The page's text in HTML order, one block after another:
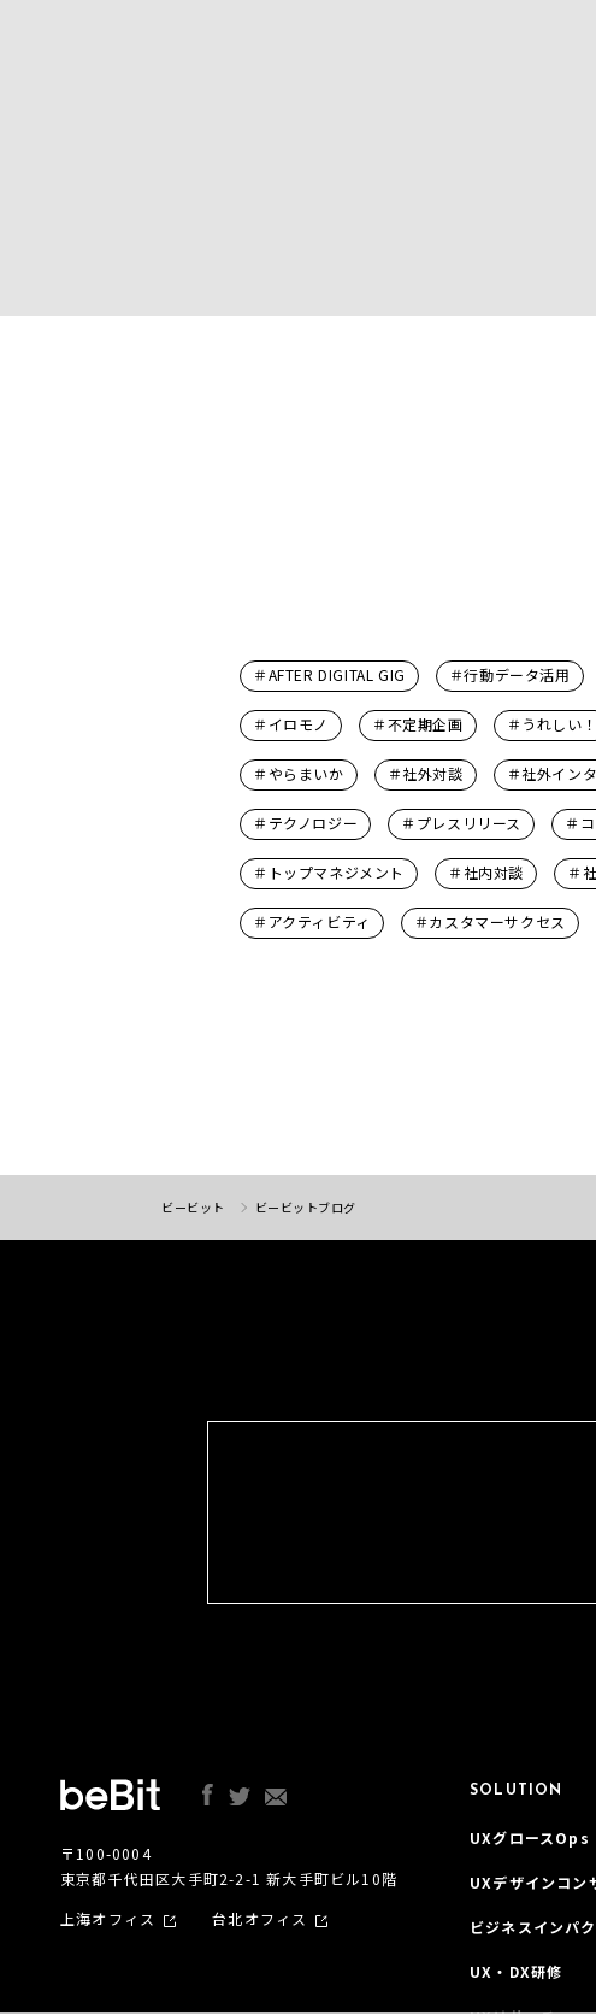
＃AFTER DIGITAL GIG ＃行動データ活用
＃イロモノ ＃不定期企画 ＃うれしい！
＃やらまいか ＃社外対談 ＃社外イン
＃テクノロジー ＃プレスリリース ＃
＃トップマネジメント ＃社内対談 ＃
＃アクティビティ ＃カスタマーサクセス
ビービット ビービットブログ
〒100-0004
東京都千代田区大手町2-2-1 新大手町ビル10階
上海オフィス
台北オフィス
SOLUTION
UXグロースOps
UXデザインコン
ビジネスインパ
UX・DX研修